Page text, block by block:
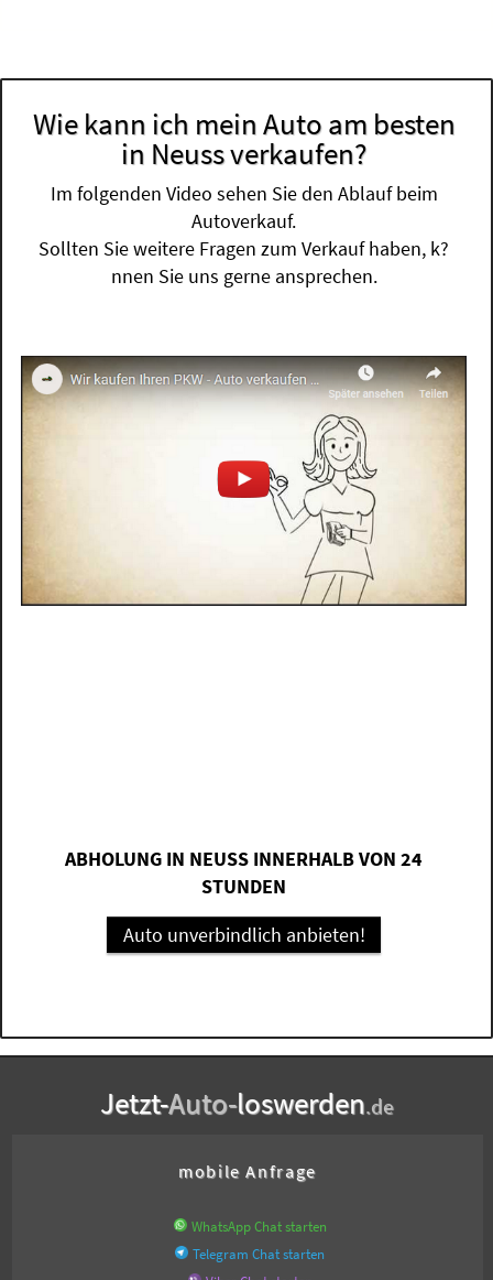
Wie kann ich mein Auto am besten
in Neuss verkaufen?
Im folgenden Video sehen Sie den Ablauf beim
Autoverkauf.
Sollten Sie weitere Fragen zum Verkauf haben, k?
nnen Sie uns gerne ansprechen.
ABHOLUNG IN NEUSS INNERHALB VON 24
STUNDEN
Auto unverbindlich anbieten!
Jetzt-Auto-loswerden.de
mobile Anfrage
WhatsApp Chat starten
Telegram Chat starten